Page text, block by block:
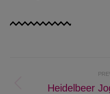
navigation
Heidelbeer